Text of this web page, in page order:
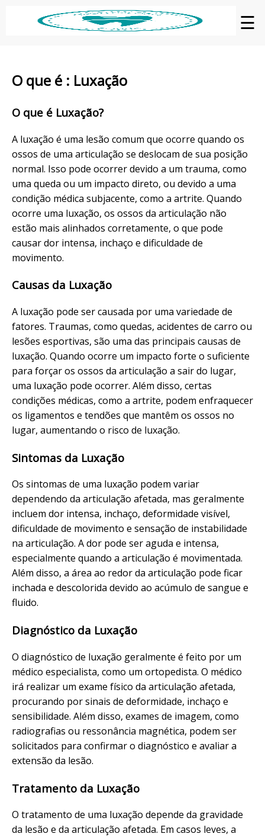
☰
O que é : Luxação
O que é Luxação?
A luxação é uma lesão comum que ocorre quando os
ossos de uma articulação se deslocam de sua posição
normal. Isso pode ocorrer devido a um trauma, como
uma queda ou um impacto direto, ou devido a uma
condição médica subjacente, como a artrite. Quando
ocorre uma luxação, os ossos da articulação não
estão mais alinhados corretamente, o que pode
causar dor intensa, inchaço e dificuldade de
movimento.
Causas da Luxação
A luxação pode ser causada por uma variedade de
fatores. Traumas, como quedas, acidentes de carro ou
lesões esportivas, são uma das principais causas de
luxação. Quando ocorre um impacto forte o suficiente
para forçar os ossos da articulação a sair do lugar,
uma luxação pode ocorrer. Além disso, certas
condições médicas, como a artrite, podem enfraquecer
os ligamentos e tendões que mantêm os ossos no
lugar, aumentando o risco de luxação.
Sintomas da Luxação
Os sintomas de uma luxação podem variar
dependendo da articulação afetada, mas geralmente
incluem dor intensa, inchaço, deformidade visível,
dificuldade de movimento e sensação de instabilidade
na articulação. A dor pode ser aguda e intensa,
especialmente quando a articulação é movimentada.
Além disso, a área ao redor da articulação pode ficar
inchada e descolorida devido ao acúmulo de sangue e
fluido.
Diagnóstico da Luxação
O diagnóstico de luxação geralmente é feito por um
médico especialista, como um ortopedista. O médico
irá realizar um exame físico da articulação afetada,
procurando por sinais de deformidade, inchaço e
sensibilidade. Além disso, exames de imagem, como
radiografias ou ressonância magnética, podem ser
solicitados para confirmar o diagnóstico e avaliar a
extensão da lesão.
Tratamento da Luxação
O tratamento de uma luxação depende da gravidade
da lesão e da articulação afetada. Em casos leves, a